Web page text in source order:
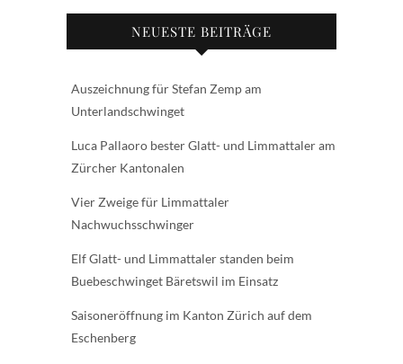
NEUESTE BEITRÄGE
Auszeichnung für Stefan Zemp am
Unterlandschwinget
Luca Pallaoro bester Glatt- und Limmattaler am
Zürcher Kantonalen
Vier Zweige für Limmattaler
Nachwuchsschwinger
Elf Glatt- und Limmattaler standen beim
Buebeschwinget Bäretswil im Einsatz
Saisoneröffnung im Kanton Zürich auf dem
Eschenberg